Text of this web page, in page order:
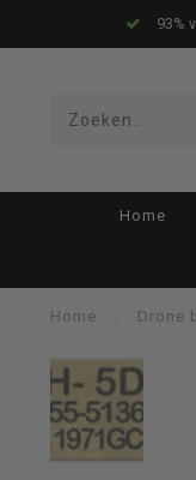
93%
Home
Home Drone